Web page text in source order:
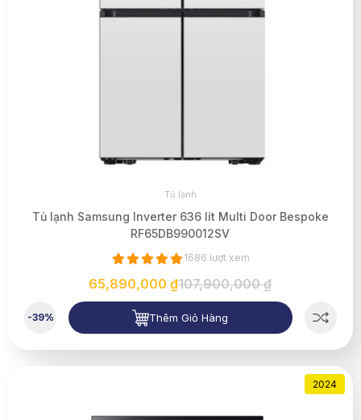
Tủ lạnh
Tủ lạnh Samsung Inverter 636 lít Multi Door Bespoke
RF65DB990012SV
1686 lượt xem
65,890,000 ₫107,900,000 ₫
-39% Thêm Giỏ Hàng
2024